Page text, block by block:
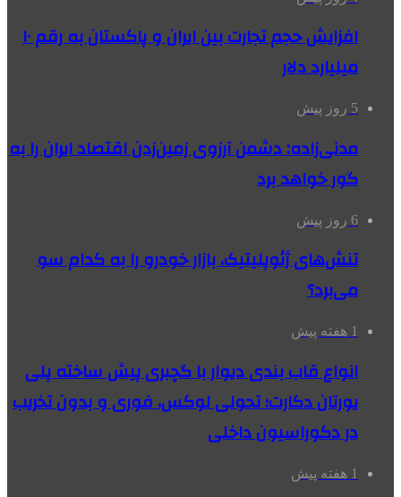
افزایش حجم تجارت بین ایران و پاکستان به رقم ۱۰
میلیارد دلار
5 روز پیش
مدنی‌زاده: دشمن آرزوی زمین‌زدن اقتصاد ایران را به
گور خواهد برد
6 روز پیش
تنش‌های ژئوپلیتیک، بازار خودرو را به کدام سو
می‌برد؟
1 هفته پیش
انواع قاب بندی دیوار با گچبری پیش ساخته پلی
یورتان دکارت؛ تحولی لوکس، فوری و بدون تخریب
در دکوراسیون داخلی
1 هفته پیش